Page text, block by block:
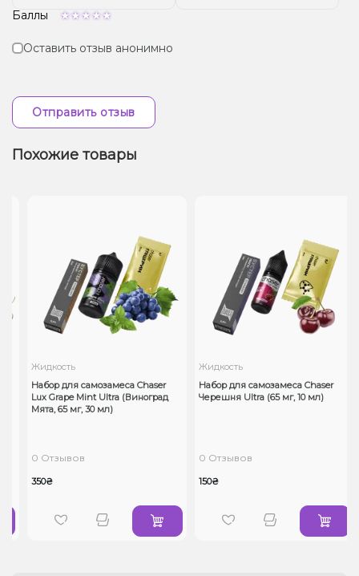
Баллы
Оставить отзыв анонимно
Отправить отзыв
Похожие товары
Жидкость
Набор для самозамеса Chaser
Lux Grape Mint Ultra (Виноград
Мята, 65 мг, 30 мл)
0 Отзывов
350₴
Жидкость
Набор для самозамеса Chaser
Черешня Ultra (65 мг, 10 мл)
0 Отзывов
150₴